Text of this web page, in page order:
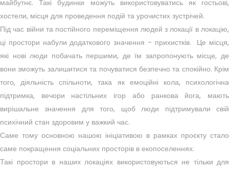
майбутнє. Такі будинки можуть використовуватись як гостьові,
хостели, місця для проведення подій та урочистих зустрічей.
Під час війни та постійного переміщення людей з локації в локацію,
ці простори набули додаткового значення - прихистків. Це місця,
які нові люди побачать першими, де їм запропонують місце, де
вони зможуть залишитися та почуватися безпечно та спокійно. Крім
того, діяльність спільноти, така як емоційні кола, психологічна
підтримка, вечори настільних ігор або ранкова йога, мають
вирішальне значення для того, щоб люди підтримували свій
психічний стан здоровим у важкий час.
Саме тому основною нашою ініціативою в рамках проєкту стало
саме покращення соціальних просторів в екопоселеннях.
Такі простори в наших локаціях використовуються не тільки для